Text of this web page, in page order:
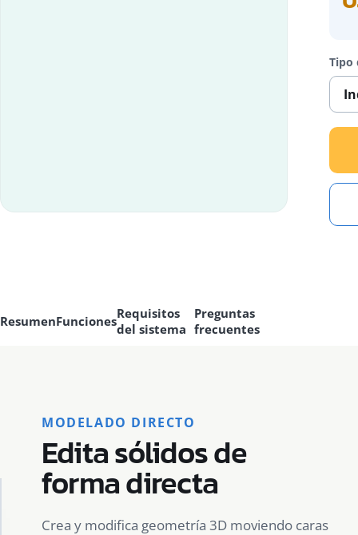
Tipo
ResumenFuncionesRequisitos
del sistema
Preguntas
frecuentes
MODELADO DIRECTO
Edita sólidos de
forma directa
Crea y modifica geometría 3D moviendo caras